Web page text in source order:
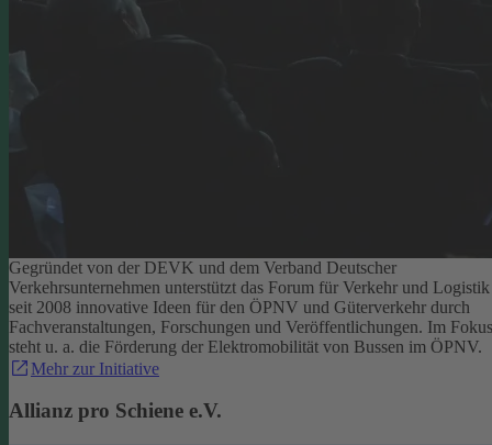
Gegründet von der DEVK und dem Verband Deutscher
Verkehrsunternehmen unterstützt das Forum für Verkehr und Logistik
seit 2008 innovative Ideen für den ÖPNV und Güterverkehr durch
Fachveranstaltungen, Forschungen und Veröffentlichungen. Im Fokus
steht u. a. die Förderung der Elektromobilität von Bussen im ÖPNV.
Mehr zur Initiative
Allianz pro Schiene e.V.